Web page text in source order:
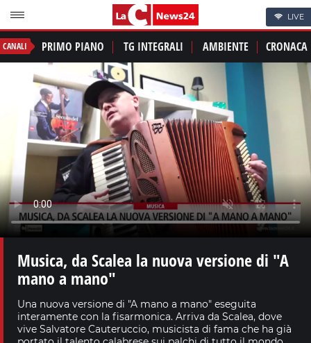
LIVE
CANALI PRIMO PIANO TG INTEGRALI AMBIENTE CRONACA
Musica, da Scalea la nuova versione di "A
mano a mano"
Una nuova versione di "A mano a mano" eseguita
interamente con la fisarmonica. Arriva da Scalea, dove
vive Salvatore Cauteruccio, musicista di fama che ha già